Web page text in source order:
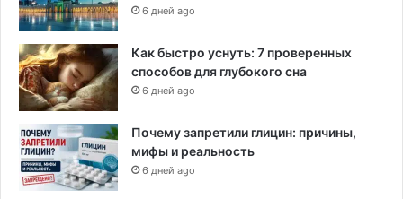
6 дней ago
Как быстро уснуть: 7 проверенных
способов для глубокого сна
6 дней ago
Почему запретили глицин: причины,
мифы и реальность
6 дней ago